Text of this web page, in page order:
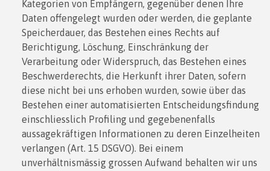
Kategorien von Empfängern, gegenüber denen Ihre
Daten offengelegt wurden oder werden, die geplante
Speicherdauer, das Bestehen eines Rechts auf
Berichtigung, Löschung, Einschränkung der
Verarbeitung oder Widerspruch, das Bestehen eines
Beschwerderechts, die Herkunft ihrer Daten, sofern
diese nicht bei uns erhoben wurden, sowie über das
Bestehen einer automatisierten Entscheidungsfindung
einschliesslich Profiling und gegebenenfalls
aussagekräftigen Informationen zu deren Einzelheiten
verlangen (Art. 15 DSGVO). Bei einem
unverhältnismässig grossen Aufwand behalten wir uns